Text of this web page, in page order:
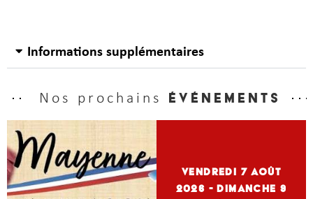
Informations supplémentaires
Nos prochains événements
vendredi 7Août
2026 - dimanche 9